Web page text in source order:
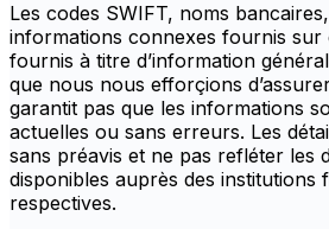
Les codes SWIFT, noms
informations connexes fournis sur
fournis à titre d’information
que nous nous efforçions
garantit pas que les informations
actuelles ou sans erreurs. Les
sans préavis et ne pas refléter les
disponibles auprès des institutions
respectives.